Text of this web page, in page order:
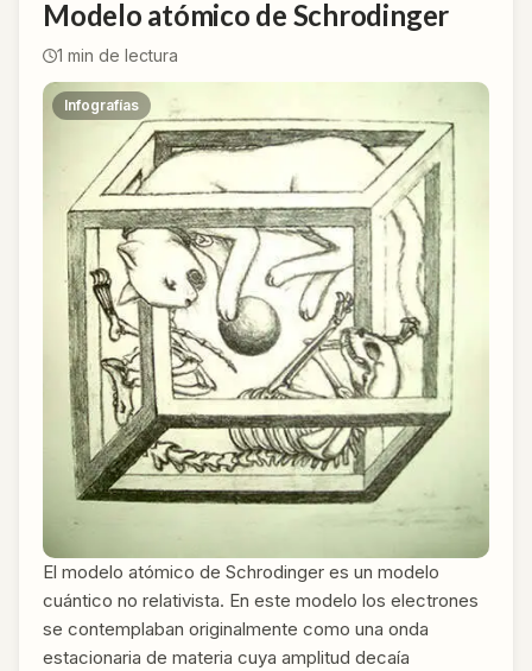
Modelo atómico de Schrodinger
1 min de lectura
Infografías
El modelo atómico de Schrodinger​ es un modelo
cuántico no relativista. En este modelo los electrones
se contemplaban originalmente como una onda
estacionaria de materia cuya amplitud decaía